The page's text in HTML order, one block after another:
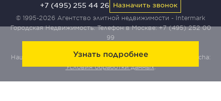
Узнать подробнее
© 1995-2026 Агентство элитной недвижимости - Intermark
Городская Недвижимость. Телефон в Москве:+7 (495) 252 00
99
Наш сайт защищен с помощью сервиса Yandex SmartCaptcha:
Условия обработки данных.
+7 (495) 255 44 26 Назначить звонок